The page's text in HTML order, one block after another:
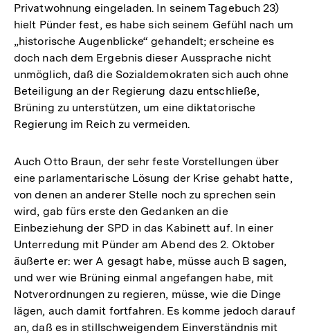
Privatwohnung eingeladen. In seinem Tagebuch 23)
hielt Pünder fest, es habe sich seinem Gefühl nach um
„historische Augenblicke“ gehandelt; erscheine es
doch nach dem Ergebnis dieser Aussprache nicht
unmöglich, daß die Sozialdemokraten sich auch ohne
Beteiligung an der Regierung dazu entschließe,
Brüning zu unterstützen, um eine diktatorische
Regierung im Reich zu vermeiden.
Auch Otto Braun, der sehr feste Vorstellungen über
eine parlamentarische Lösung der Krise gehabt hatte,
von denen an anderer Stelle noch zu sprechen sein
wird, gab fürs erste den Gedanken an die
Einbeziehung der SPD in das Kabinett auf. In einer
Unterredung mit Pünder am Abend des 2. Oktober
äußerte er: wer A gesagt habe, müsse auch B sagen,
und wer wie Brüning einmal angefangen habe, mit
Notverordnungen zu regieren, müsse, wie die Dinge
lägen, auch damit fortfahren. Es komme jedoch darauf
an, daß es in stillschweigendem Einverständnis mit